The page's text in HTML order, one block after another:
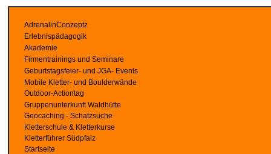
AdrenalinConzeptz
Erlebnispädagogik
Akademie
Firmentrainings und Seminare
Geburtstagsfeier- und JGA- Events
Mobile Kletter- und Boulderwände
Outdoor-Actiontag
Gruppenunterkunft Waldhütte
Geocaching - Schatzsuche
Kletterschule & Kletterkurse
Kletterführer Südpfalz
Startseite